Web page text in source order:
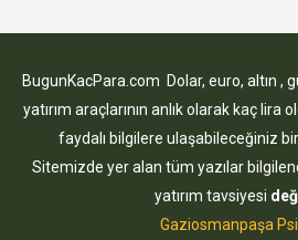
BugunKacPara.com Dolar, euro, altın ,
yatırım araçlarının anlık olarak kaç lira
faydalı bilgilere ulaşabileceğiniz
Sitemizde yer alan tüm yazılar
yatırım tavsiyesi
Gaziosmanpaşa